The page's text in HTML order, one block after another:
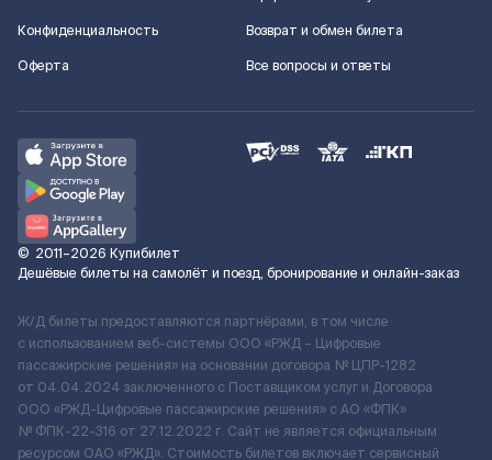
Конфиденциальность
Оферта
Возврат и обмен билета
Все вопросы и ответы
© 2011–2026 Купибилет
Дешёвые билеты на самолёт и поезд, бронирование и онлайн-заказ
Ж/Д билеты предоставляются партнёрами, в том числе
с использованием веб-системы ООО «РЖД – Цифровые
пассажирские решения» на основании договора № ЦПР-1282
от 04.04.2024 заключенного с Поставщиком услуг и Договора
ООО «РЖД-Цифровые пассажирские решения» c АО «ФПК»
№ ФПК-22-316 от 27.12.2022 г. Сайт не является официальным
ресурсом ОАО «РЖД». Стоимость билетов включает сервисный